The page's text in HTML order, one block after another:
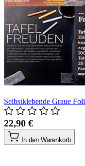
Selbstklebende Graue
22,90 €
In den Warenkorb